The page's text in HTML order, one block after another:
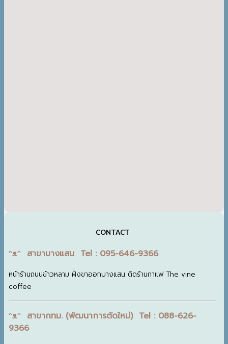
CONTACT
ᵔᴥᵔ สาขาบางแสน Tel : 095-646-9366
หน้าร้านถนนข้าวหลาม ฝั่งขาออกบางแสน ติดร้านกาแฟ The vine
coffee
ᵔᴥᵔ สาขากทม. (พัฒนาการตัดใหม่) Tel : 088-626-
9366